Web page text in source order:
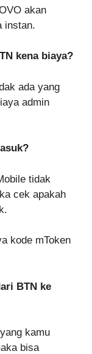
akan
instan.
kena biaya?
ada yang
admin
tidak
cek apakah
kode mToken
BTN ke
kamu
bisa